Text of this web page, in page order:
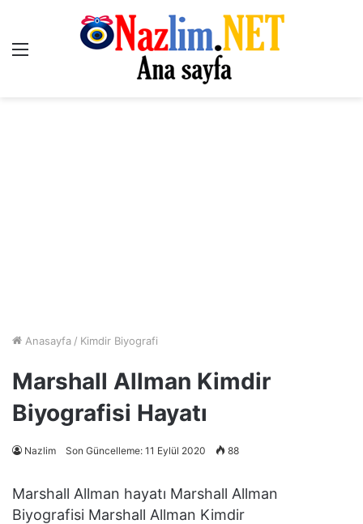
Menü
Anasayfa / Kimdir Biyografi
Marshall Allman Kimdir
Biyografisi Hayatı
Nazlim Son Güncelleme: 11 Eylül 2020 88
Marshall Allman hayatı Marshall Allman
Biyografisi Marshall Allman Kimdir